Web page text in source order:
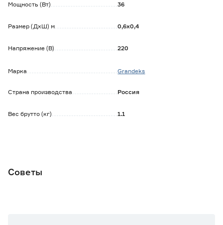
Мощность (Вт) 36
Размер (ДхШ) м 0,6х0,4
Напряжение (В) 220
Марка Grandeks
Страна производства Россия
Вес брутто (кг) 1.1
Советы